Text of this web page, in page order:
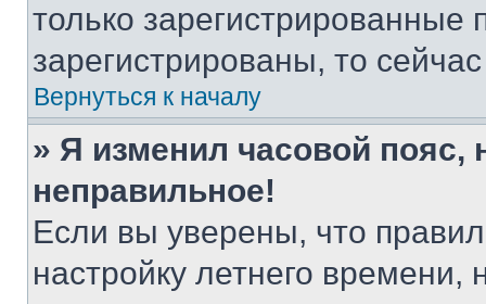
только
зарегистрированы, то
Вернуться к началу
» Я изменил часовой пояс,
неправильное!
Если вы уверены, что
настройку летнего